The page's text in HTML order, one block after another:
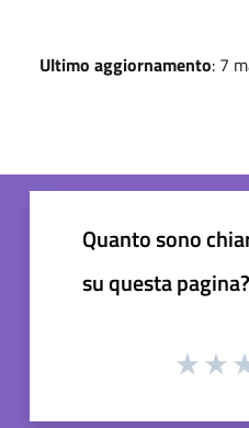
Ultimo aggiornamento: 7
Quanto sono
su questa pagina?